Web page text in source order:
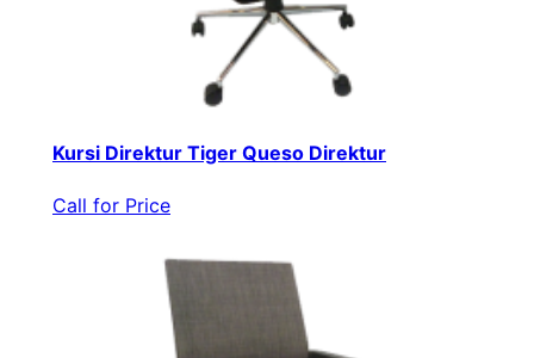
Kursi Direktur Tiger Queso Direktur
Call for Price